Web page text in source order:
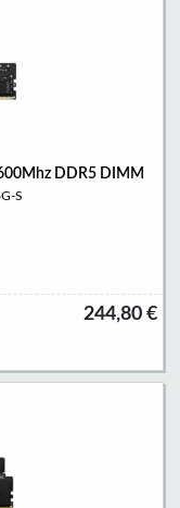
DDR5 DIMM
S
244,80 €